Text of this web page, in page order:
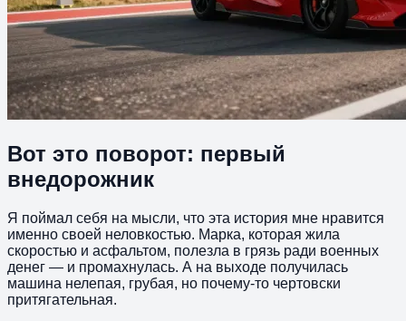
Вот это поворот: первый
внедорожник
Я поймал себя на мысли, что эта история мне нравится
именно своей неловкостью. Марка, которая жила
скоростью и асфальтом, полезла в грязь ради военных
денег — и промахнулась. А на выходе получилась
машина нелепая, грубая, но почему-то чертовски
притягательная.